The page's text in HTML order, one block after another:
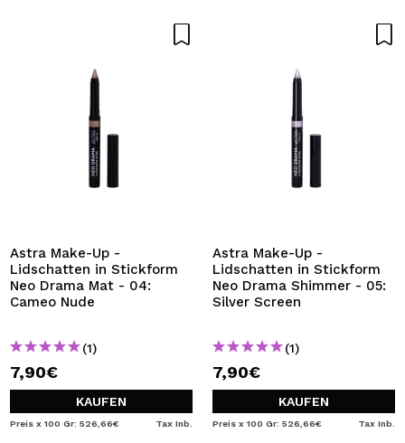
Astra Make-Up -
Lidschatten in Stickform
Neo Drama Mat - 04:
Cameo Nude
(1)
7,90€
KAUFEN
Preis x 100 Gr: 526,66€ Tax Inb.
Astra Make-Up -
Lidschatten in Stickform
Neo Drama Shimmer - 05:
Silver Screen
(1)
7,90€
KAUFEN
Preis x 100 Gr: 526,66€ Tax Inb.